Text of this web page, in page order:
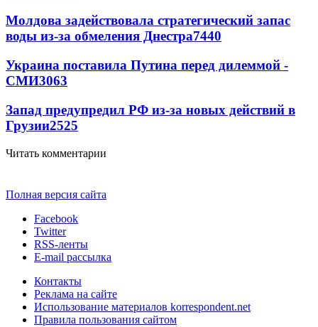
Молдова задействовала стратегический запас
воды из-за обмеления Днестра7440
Украина поставила Путина перед дилеммой -
СМИ3063
Запад предупредил РФ из-за новых действий в
Грузии2525
Читать комментарии
Полная версия сайта
Facebook
Twitter
RSS-ленты
E-mail рассылка
Контакты
Реклама на сайте
Использование материалов korrespondent.net
Правила пользования сайтом